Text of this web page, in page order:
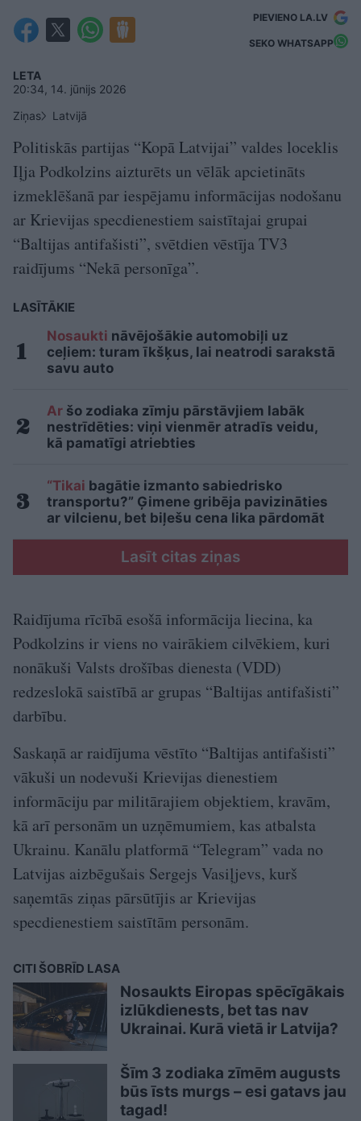
PIEVIENO LA.LV
SEKO WHATSAPP
LETA
20:34, 14. jūnijs 2026
Ziņas
Latvijā
Politiskās partijas “Kopā Latvijai” valdes loceklis
Iļja Podkolzins aizturēts un vēlāk apcietināts
izmeklēšanā par iespējamu informācijas nodošanu
ar Krievijas specdienestiem saistītajai grupai
“Baltijas antifašisti”, svētdien vēstīja TV3
raidījums “Nekā personīga”.
LASĪTĀKIE
Nosaukti nāvējošākie automobiļi uz
ceļiem: turam īkšķus, lai neatrodi sarakstā
savu auto
Ar šo zodiaka zīmju pārstāvjiem labāk
nestrīdēties: viņi vienmēr atradīs veidu,
kā pamatīgi atriebties
“Tikai bagātie izmanto sabiedrisko
transportu?” Ģimene gribēja pavizināties
ar vilcienu, bet biļešu cena lika pārdomāt
Lasīt citas ziņas
Raidījuma rīcībā esošā informācija liecina, ka
Podkolzins ir viens no vairākiem cilvēkiem, kuri
nonākuši Valsts drošības dienesta (VDD)
redzeslokā saistībā ar grupas “Baltijas antifašisti”
darbību.
Saskaņā ar raidījuma vēstīto “Baltijas antifašisti”
vākuši un nodevuši Krievijas dienestiem
informāciju par militārajiem objektiem, kravām,
kā arī personām un uzņēmumiem, kas atbalsta
Ukrainu. Kanālu platformā “Telegram” vada no
Latvijas aizbēgušais Sergejs Vasiļjevs, kurš
saņemtās ziņas pārsūtījis ar Krievijas
specdienestiem saistītām personām.
CITI ŠOBRĪD LASA
Nosaukts Eiropas spēcīgākais
izlūkdienests, bet tas nav
Ukrainai. Kurā vietā ir Latvija?
Šīm 3 zodiaka zīmēm augusts
būs īsts murgs – esi gatavs jau
tagad!